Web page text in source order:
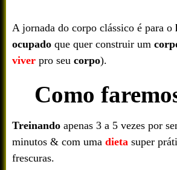
A jornada do corpo clássico é para o
ocupado que quer construir um
viver pro seu corpo).
Como
Treinando apenas 3 a 5 vezes por
minutos & com uma dieta super
frescuras.